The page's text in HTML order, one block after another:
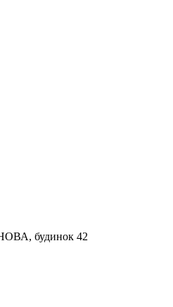
будинок 42